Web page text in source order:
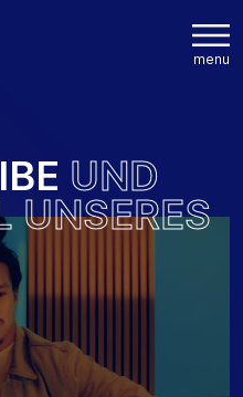
IBE UND
UNSERES